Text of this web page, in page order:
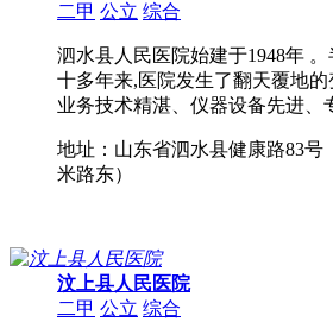
二甲 公立 综合
泗水县人民医院始建于1948年
十多年来,医院发生了翻天覆地
业务技术精湛、仪器设备先进、
地址：山东省泗水县健康路83号
米路东）
汶上县人民医院
二甲 公立 综合